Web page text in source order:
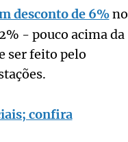
desconto de 6%no
- pouco acima da
ser feito pelo
confira